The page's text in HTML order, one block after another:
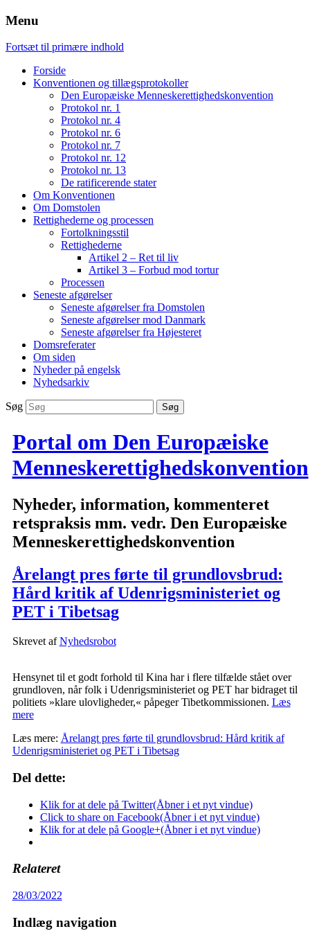
Menu
Fortsæt til primære indhold
Forside
Konventionen og tillægsprotokoller
Den Europæiske Menneskerettighedskonvention
Protokol nr. 1
Protokol nr. 4
Protokol nr. 6
Protokol nr. 7
Protokol nr. 12
Protokol nr. 13
De ratificerende stater
Om Konventionen
Om Domstolen
Rettighederne og processen
Fortolkningsstil
Rettighederne
Artikel 2 – Ret til liv
Artikel 3 – Forbud mod tortur
Processen
Seneste afgørelser
Seneste afgørelser fra Domstolen
Seneste afgørelser mod Danmark
Seneste afgørelser fra Højesteret
Domsreferater
Om siden
Nyheder på engelsk
Nyhedsarkiv
Søg
Portal om Den Europæiske
Menneskerettighedskonvention
Nyheder, information, kommenteret
retspraksis mm. vedr. Den Europæiske
Menneskerettighedskonvention
Årelangt pres førte til grundlovsbrud:
Hård kritik af Udenrigsministeriet og
PET i Tibetsag
Skrevet afNyhedsrobot
Hensynet til et godt forhold til Kina har i flere tilfælde stået over
grundloven, når folk i Udenrigsministeriet og PET har bidraget til
politiets »klare ulovligheder,« påpeger Tibetkommissionen. Læs
mere
Læs mere: Årelangt pres førte til grundlovsbrud: Hård kritik af
Udenrigsministeriet og PET i Tibetsag
Del dette:
Klik for at dele på Twitter(Åbner i et nyt vindue)
Click to share on Facebook(Åbner i et nyt vindue)
Klik for at dele på Google+(Åbner i et nyt vindue)
Relateret
28/03/2022
Indlæg navigation